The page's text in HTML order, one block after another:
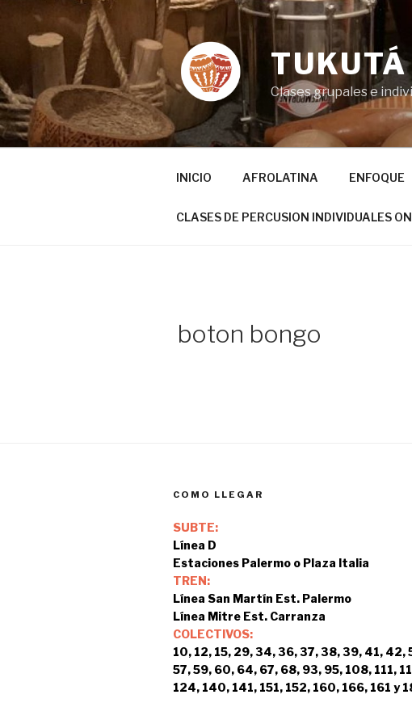
contenido
Clases grupales e
INICIO AFROLATINA ENFOQUE
CLASES DE PERCUSION INDIVIDUALES
boton bongo
COMO LLEGAR
SUBTE:
Línea D
Estaciones Palermo o Plaza Italia
TREN:
Línea San Martín Est. Palermo
Línea Mitre Est. Carranza
COLECTIVOS:
10, 12, 15, 29, 34, 36, 37, 38, 39, 41, 42,
57, 59, 60, 64, 67, 68, 93, 95, 108, 111,
124, 140, 141, 151, 152, 160, 166, 161 y